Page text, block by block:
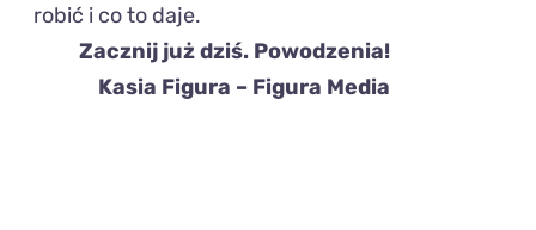
robić i co to daje.
Zacznij już dziś. Powodzenia!
Kasia Figura – Figura Media